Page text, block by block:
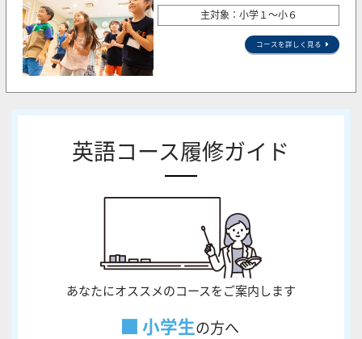
主対象：小学１～小６
コースを詳しく見る
英語コース履修ガイド
あなたにオススメのコースをご案内します
小学生の方へ